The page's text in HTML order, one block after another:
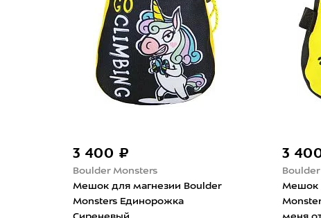
3 400 ₽
Boulder Monsters
Мешок для магнезии Boulder
Monsters Единорожка
3
Мешок